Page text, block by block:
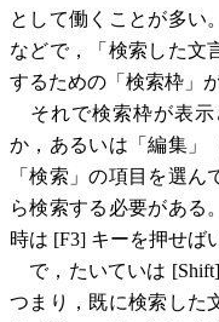
として働くことが多い
などで，「検索した文
するための「検索枠」
それで検索枠が表示
か，あるいは「編集」
「検索」の項目を選
ら検索する必要がある
時は [F3] キーを押せば
で，たいていは
つまり，既に検索した